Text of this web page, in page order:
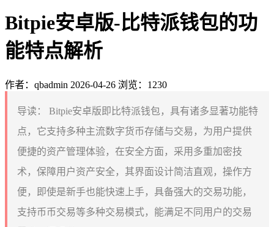
Bitpie安卓版-比特派钱包的功
能特点解析
作者：qbadmin 2026-04-26 浏览：1230
导读：
Bitpie安卓版即比特派钱包，具有诸多显著功能特
点，它支持多种主流数字货币存储与交易，为用户提供
便捷的资产管理体验，在安全方面，采用多重加密技
术，保障用户资产安全，其界面设计简洁直观，操作方
便，即使是新手也能快速上手，具备强大的交易功能，
支持币币交易等多种交易模式，能满足不同用户的交易